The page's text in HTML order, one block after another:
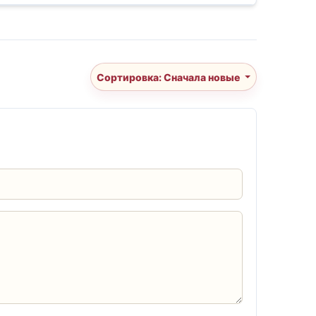
Сортировка: Сначала новые